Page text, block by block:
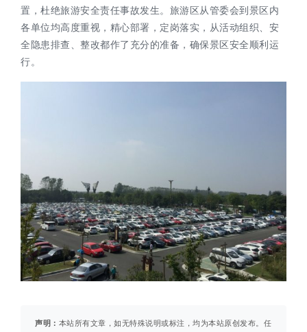
置，杜绝旅游安全责任事故发生。旅游区从管委会到景区内
各单位均高度重视，精心部署，定岗落实，从活动组织、安
全隐患排查、整改都作了充分的准备，确保景区安全顺利运
行。
声明： 本站所有文章，如无特殊说明或标注，均为本站原创发布。任